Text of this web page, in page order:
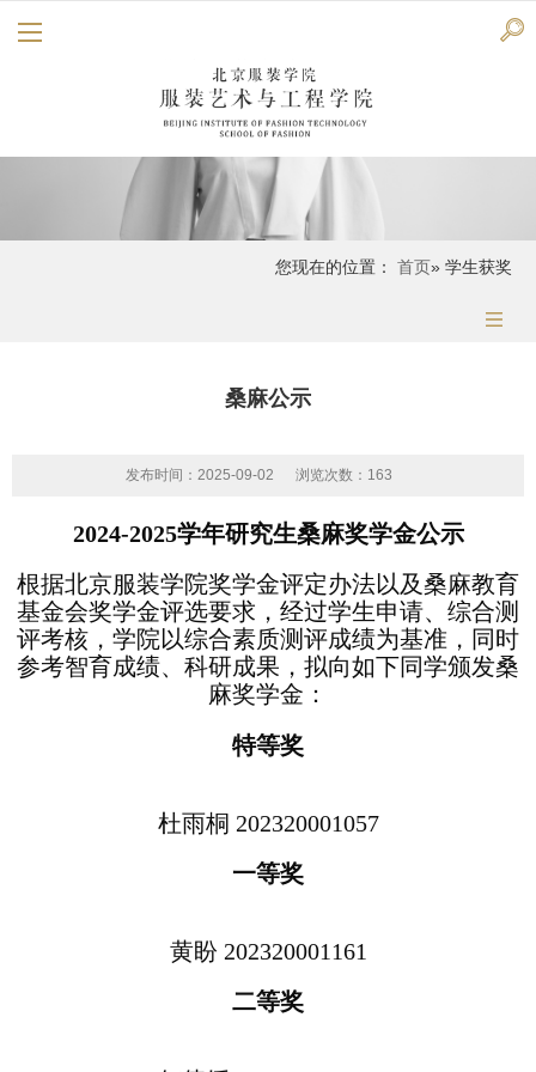
您现在的位置： 首页» 学生获奖
桑麻公示
发布时间：2025-09-02 浏览次数： 163
2024-2025学年研究生桑麻奖学金公示
根据北京服装学院奖学金评定办法以及桑麻教育
基金会奖学金评选要求，经过学生申请、综合测
评考核，学院以综合素质测评成绩为基准，同时
参考智育成绩、科研成果，拟向如下同学颁发桑
麻奖学金：
特等奖
杜雨桐 202320001057
一等奖
黄盼 202320001161
二等奖